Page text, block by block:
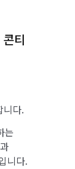
티
니다.
는
니다.